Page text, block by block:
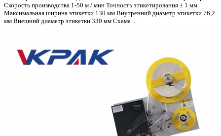
Скорость производства 1-50 м / мин Точность этикетирования ± 1 мм
Максимальная ширина этикетки 130 мм Внутренний диаметр этикетки 76,2
мм Внешний диаметр этикетки 330 мм Схема ...